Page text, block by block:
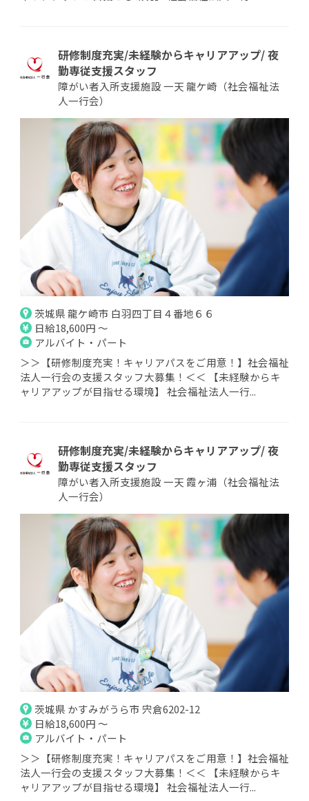
研修制度充実/未経験からキャリアアップ/ 夜
勤専従支援スタッフ
障がい者入所支援施設 一天 龍ケ崎（社会福祉法
人一行会）
茨城県 龍ケ崎市 白羽四丁目４番地６６
日給18,600円 ～
アルバイト・パート
＞＞【研修制度充実！キャリアパスをご用意！】社会福祉
法人一行会の支援スタッフ大募集！＜＜ 【未経験からキ
ャリアアップが目指せる環境】 社会福祉法人一行...
研修制度充実/未経験からキャリアアップ/ 夜
勤専従支援スタッフ
障がい者入所支援施設 一天 霞ヶ浦（社会福祉法
人一行会）
茨城県 かすみがうら市 宍倉6202-12
日給18,600円 ～
アルバイト・パート
＞＞【研修制度充実！キャリアパスをご用意！】社会福祉
法人一行会の支援スタッフ大募集！＜＜ 【未経験からキ
ャリアアップが目指せる環境】 社会福祉法人一行...